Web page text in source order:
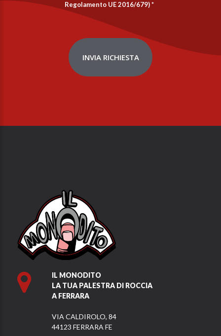
Regolamento UE 2016/679)*
INVIA RICHIESTA
IL MONODITO
LA TUA PALESTRA DI ROCCIA
A FERRARA
VIA CALDIROLO, 84
44123 FERRARA FE